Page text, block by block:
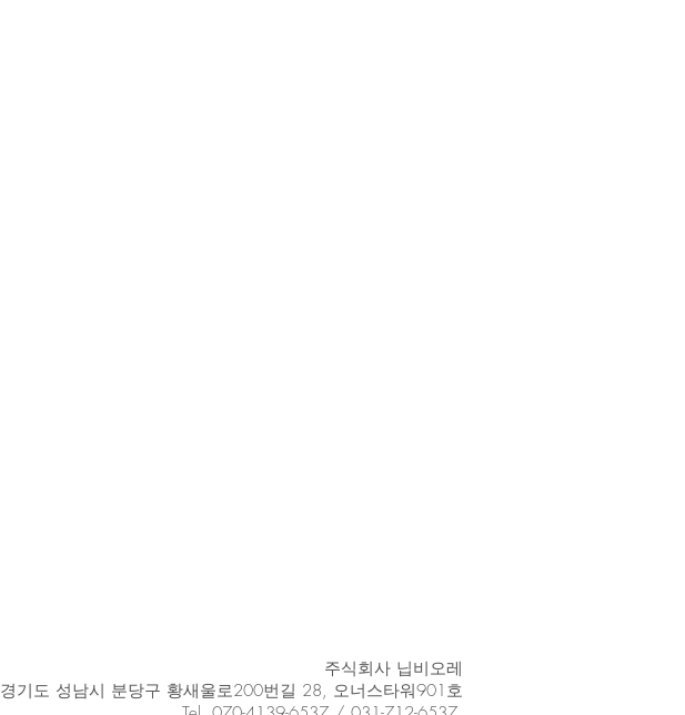
​주식회사 닙비오레
경기도 성남시 분당구 황새울로200번길 28, 오너스타워901호